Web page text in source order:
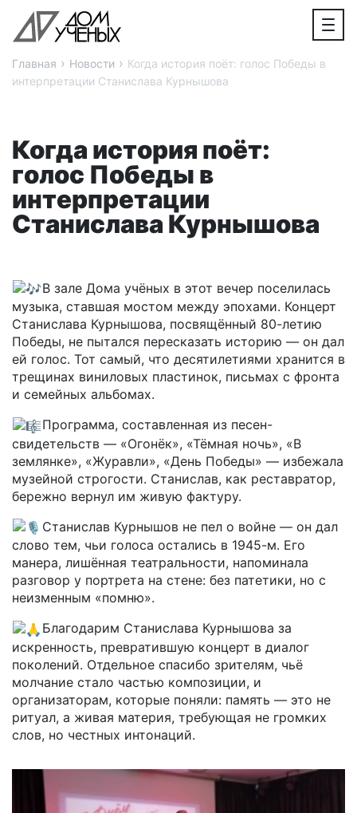
Главная › Новости › Когда история поёт: голос Победы в
интерпретации Станислава Курнышова
Когда история поёт:
голос Победы в
интерпретации
Станислава Курнышова
В зале Дома учёных в этот вечер поселилась
музыка, ставшая мостом между эпохами. Концерт
Станислава Курнышова, посвящённый 80-летию
Победы, не пытался пересказать историю — он дал
ей голос. Тот самый, что десятилетиями хранится в
трещинах виниловых пластинок, письмах с фронта
и семейных альбомах.
Программа, составленная из песен-
свидетельств — «Огонёк», «Тёмная ночь», «В
землянке», «Журавли», «День Победы» — избежала
музейной строгости. Станислав, как реставратор,
бережно вернул им живую фактуру.
Станислав Курнышов не пел о войне — он дал
слово тем, чьи голоса остались в 1945-м. Его
манера, лишённая театральности, напоминала
разговор у портрета на стене: без патетики, но с
неизменным «помню».
Благодарим Станислава Курнышова за
искренность, превратившую концерт в диалог
поколений. Отдельное спасибо зрителям, чьё
молчание стало частью композиции, и
организаторам, которые поняли: память — это не
ритуал, а живая материя, требующая не громких
слов, но честных интонаций.